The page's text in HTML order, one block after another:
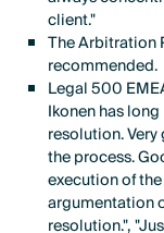
client."
The Arbitration
recommended.
Legal 500
Ikonen has
resolution.
the process.
execution of
argumentation
resolution.",